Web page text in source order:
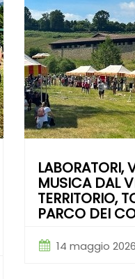
LABORATORI,
MUSICA DAL
TERRITORIO,
PARCO DEI
14 maggio 2026